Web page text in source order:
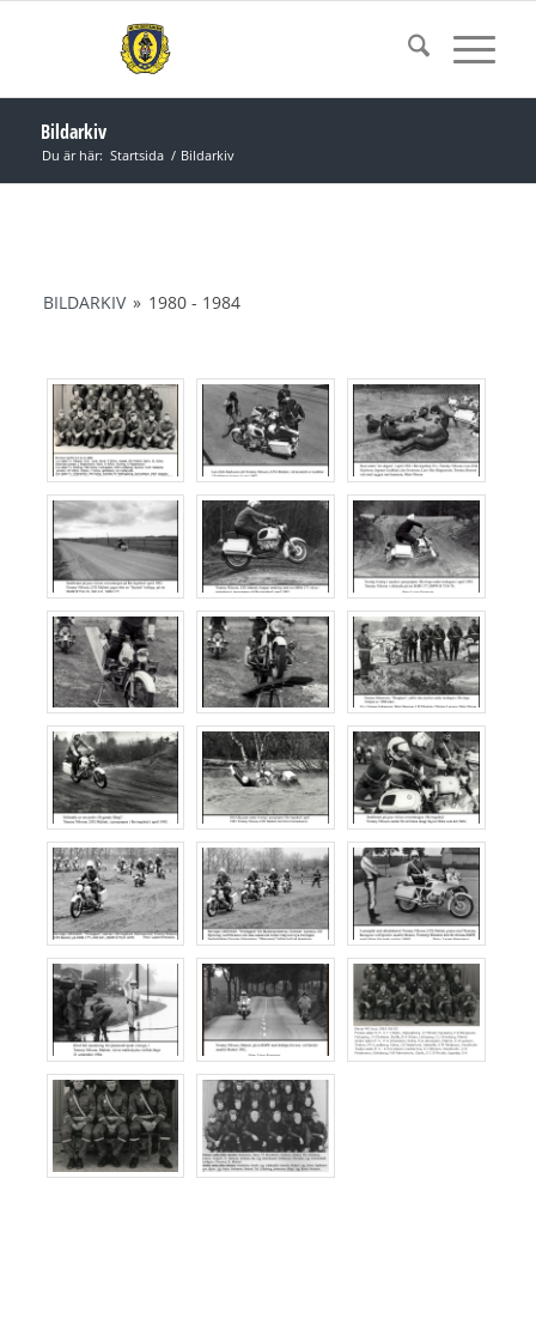
Bildarkiv
Du är här: Startsida / Bildarkiv
BILDARKIV » 1980 - 1984